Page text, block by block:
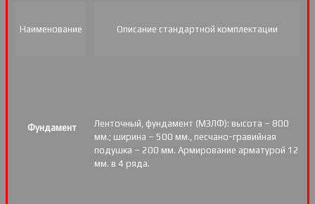
Наименование Описание стандартной комплектации
Фундамент
Ленточный, фундамент (МЗЛФ): высота – 800
мм.; ширина – 500 мм., песчано-гравийная
подушка – 200 мм. Армирование арматурой 12
мм. в 4 ряда.